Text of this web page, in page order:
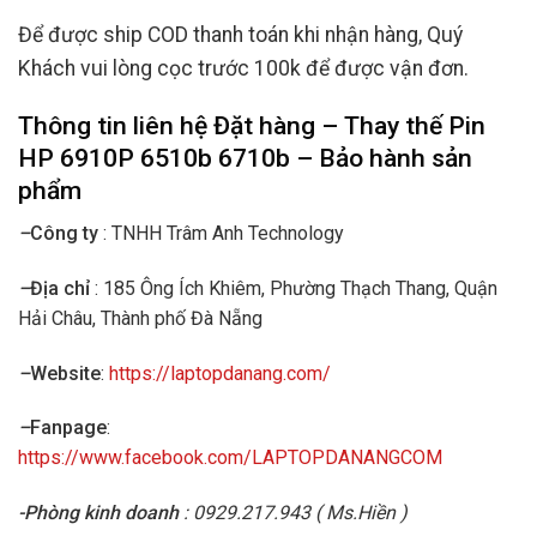
Để được ship COD thanh toán khi nhận hàng, Quý
Khách vui lòng cọc trước 100k để được vận đơn.
Thông tin liên hệ Đặt hàng – Thay thế Pin
HP 6910P 6510b 6710b – Bảo hành sản
phẩm
–Công ty : TNHH Trâm Anh Technology
–Địa chỉ : 185 Ông Ích Khiêm, Phường Thạch Thang, Quận
Hải Châu, Thành phố Đà Nẵng
–Website: https://laptopdanang.com/
–Fanpage:
https://www.facebook.com/LAPTOPDANANGCOM
-Phòng kinh doanh: 0929.217.943 ( Ms.Hiền )